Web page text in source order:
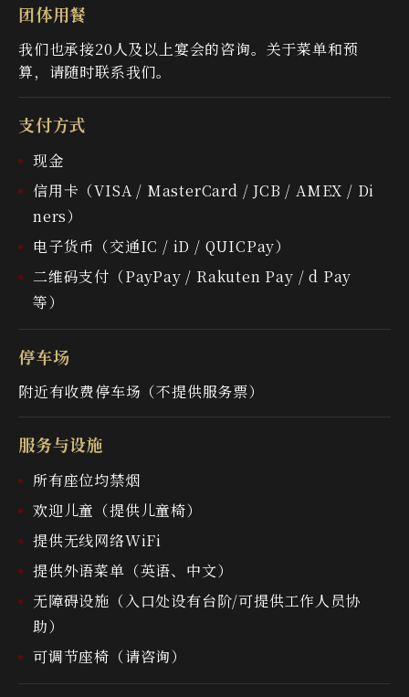
团体用餐
我们也承接20人及以上宴会的咨询。 关于菜单和预
算，请随时联系我们。
支付方式
现金
信用卡（VISA / MasterCard / JCB / AMEX / Di
ners）
电子货币（交通IC / iD / QUICPay）
二维码支付（PayPay / Rakuten Pay / d Pay
等）
停车场
附近有收费停车场（不提供服务票）
服务与设施
所有座位均禁烟
欢迎儿童（提供儿童椅）
提供无线网络WiFi
提供外语菜单（英语、中文）
无障碍设施（入口处设有台阶/可提供工作人员协
助）
可调节座椅（请咨询）